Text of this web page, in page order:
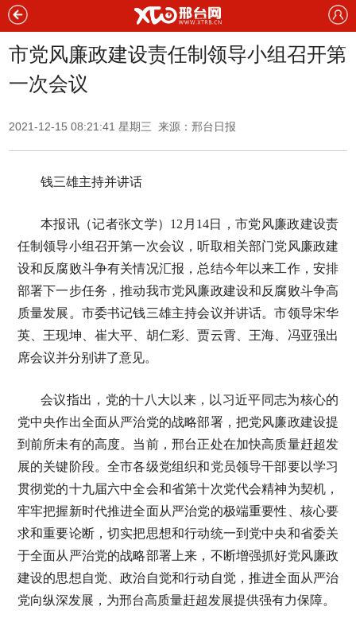
市党风廉政建设责任制领导小组召开第
一次会议
2021-12-15 08:21:41 星期三 来源：邢台日报
钱三雄主持并讲话
本报讯（记者张文学）12月14日，市党风廉政建设责
任制领导小组召开第一次会议，听取相关部门党风廉政建
设和反腐败斗争有关情况汇报，总结今年以来工作，安排
部署下一步任务，推动我市党风廉政建设和反腐败斗争高
质量发展。市委书记钱三雄主持会议并讲话。市领导宋华
英、王现坤、崔大平、胡仁彩、贾云霄、王海、冯亚强出
席会议并分别讲了意见。
会议指出，党的十八大以来，以习近平同志为核心的
党中央作出全面从严治党的战略部署，把党风廉政建设提
到前所未有的高度。当前，邢台正处在加快高质量赶超发
展的关键阶段。全市各级党组织和党员领导干部要以学习
贯彻党的十九届六中全会和省第十次党代会精神为契机，
牢牢把握新时代推进全面从严治党的极端重要性、核心要
求和重要论断，切实把思想和行动统一到党中央和省委关
于全面从严治党的战略部署上来，不断增强抓好党风廉政
建设的思想自觉、政治自觉和行动自觉，推进全面从严治
党向纵深发展，为邢台高质量赶超发展提供强有力保障。